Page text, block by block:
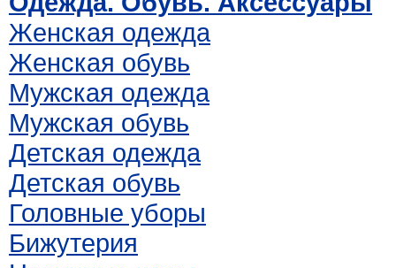
Женская одежда
Женская обувь
Мужская одежда
Мужская обувь
Детская одежда
Детская обувь
Головные уборы
Бижутерия